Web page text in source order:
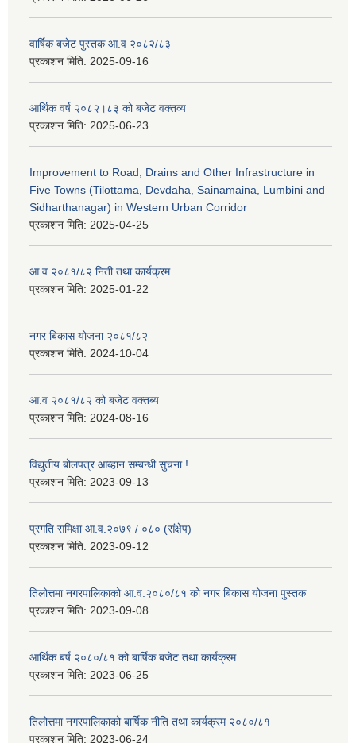
वार्षिक बजेट पुस्तक आ.व २०८२/८३
प्रकाशन मिति: 2025-09-16
आर्थिक वर्ष २०८२।८३ को बजेट वक्तव्य
प्रकाशन मिति: 2025-06-23
Improvement to Road, Drains and Other Infrastructure in
Five Towns (Tilottama, Devdaha, Sainamaina, Lumbini and
Sidharthanagar) in Western Urban Corridor
प्रकाशन मिति: 2025-04-25
आ.व २०८१/८२ निती तथा कार्यक्रम
प्रकाशन मिति: 2025-01-22
नगर बिकास योजना २०८१/८२
प्रकाशन मिति: 2024-10-04
आ.व २०८१/८२ को बजेट वक्तब्य
प्रकाशन मिति: 2024-08-16
विद्युतीय बोलपत्र आब्हान सम्बन्धी सुचना !
प्रकाशन मिति: 2023-09-13
प्रगति समिक्षा आ.व.२०७९ / ०८० (संक्षेप)
प्रकाशन मिति: 2023-09-12
तिलोत्तमा नगरपालिकाको आ.व.२०८०/८१ को नगर बिकास योजना पुस्तक
प्रकाशन मिति: 2023-09-08
आर्थिक बर्ष २०८०/८१ को बार्षिक बजेट तथा कार्यक्रम
प्रकाशन मिति: 2023-06-25
तिलोत्तमा नगरपालिकाको बार्षिक नीति तथा कार्यक्रम २०८०/८१
प्रकाशन मिति: 2023-06-24